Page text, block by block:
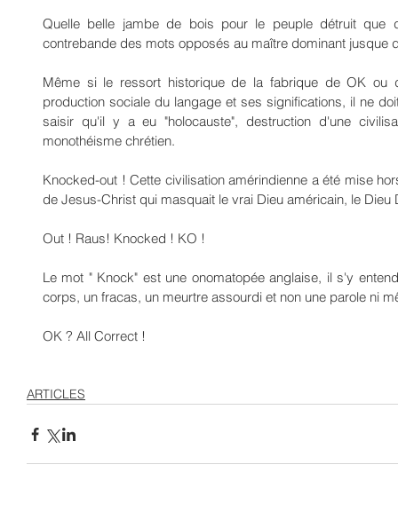
Quelle belle jambe de bois pour le peuple détruit
contrebande des mots opposés au maître dominant jusque
Même si le ressort historique de la fabrique de OK ou
production sociale du langage et ses significations, il ne
saisir qu'il y a eu "holocauste", destruction d'une
monothéisme chrétien.
Knocked-out ! Cette civilisation amérindienne a été mise
de Jesus-Christ qui masquait le vrai Dieu américain, le Dieu
Out ! Raus! Knocked ! KO !
Le mot " Knock" est une onomatopée anglaise, il s'y
corps, un fracas, un meurtre assourdi et non une parole ni
OK ? All Correct !
ARTICLES